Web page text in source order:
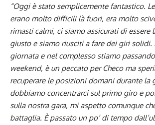
“Oggi è stato semplicemente fantastico.
erano molto difficili là fuori, era molto
rimasti calmi, ci siamo assicurati di essere
giusto e siamo riusciti a fare dei giri solidi.
giornata e nel complesso stiamo
weekend, è un peccato per Checo ma
recuperare le posizioni domani durante la
dobbiamo concentrarci sul primo giro e
sulla nostra gara, mi aspetto comunque
battaglia. È passato un po’ di tempo